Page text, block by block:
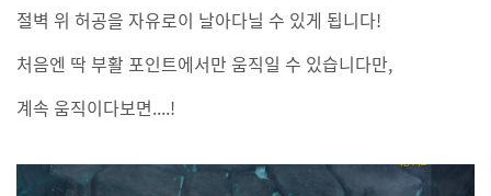
절벽 위 허공을 자유로이 날아다닐 수 있게 됩니다!
처음엔 딱 부활 포인트에서만 움직일 수 있습니다만,
계속 움직이다보면....!